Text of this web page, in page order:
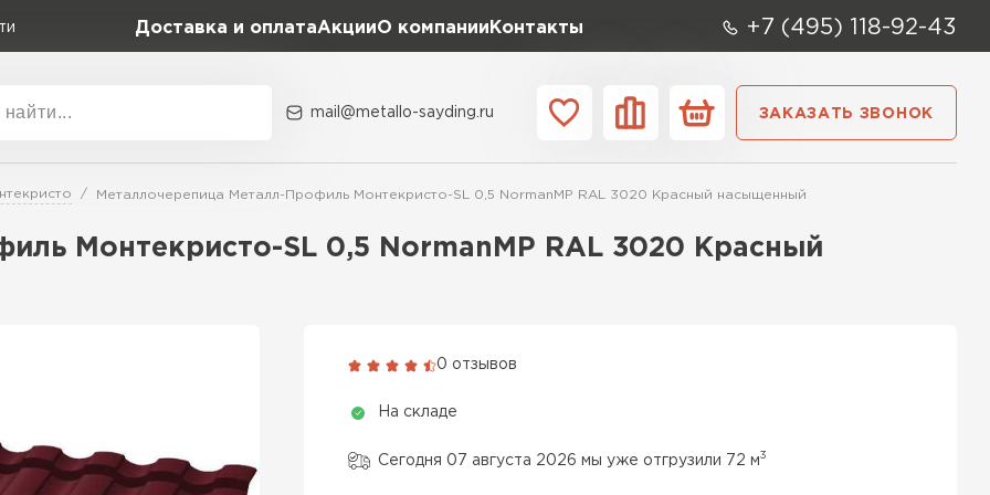
Доставка и оплатаАкцииО компании Контакты +7 (495) 118-92-43
Classic Grand Line
Монтеррей Grand Line
Доборные элементы
mail@metallo-sayding.ru ЗАКАЗАТЬ ЗВОНОК
Металлочерепица Металл-Профиль Монтекристо-SL 0,5 NormanMP RAL 3020 Красный насыщенный
Монтекристо-SL 0,5 NormanMP RAL 3020 Красный
0 отзывов
На складе
Сегодня 07 августа 2026 мы уже отгрузили 72 м3